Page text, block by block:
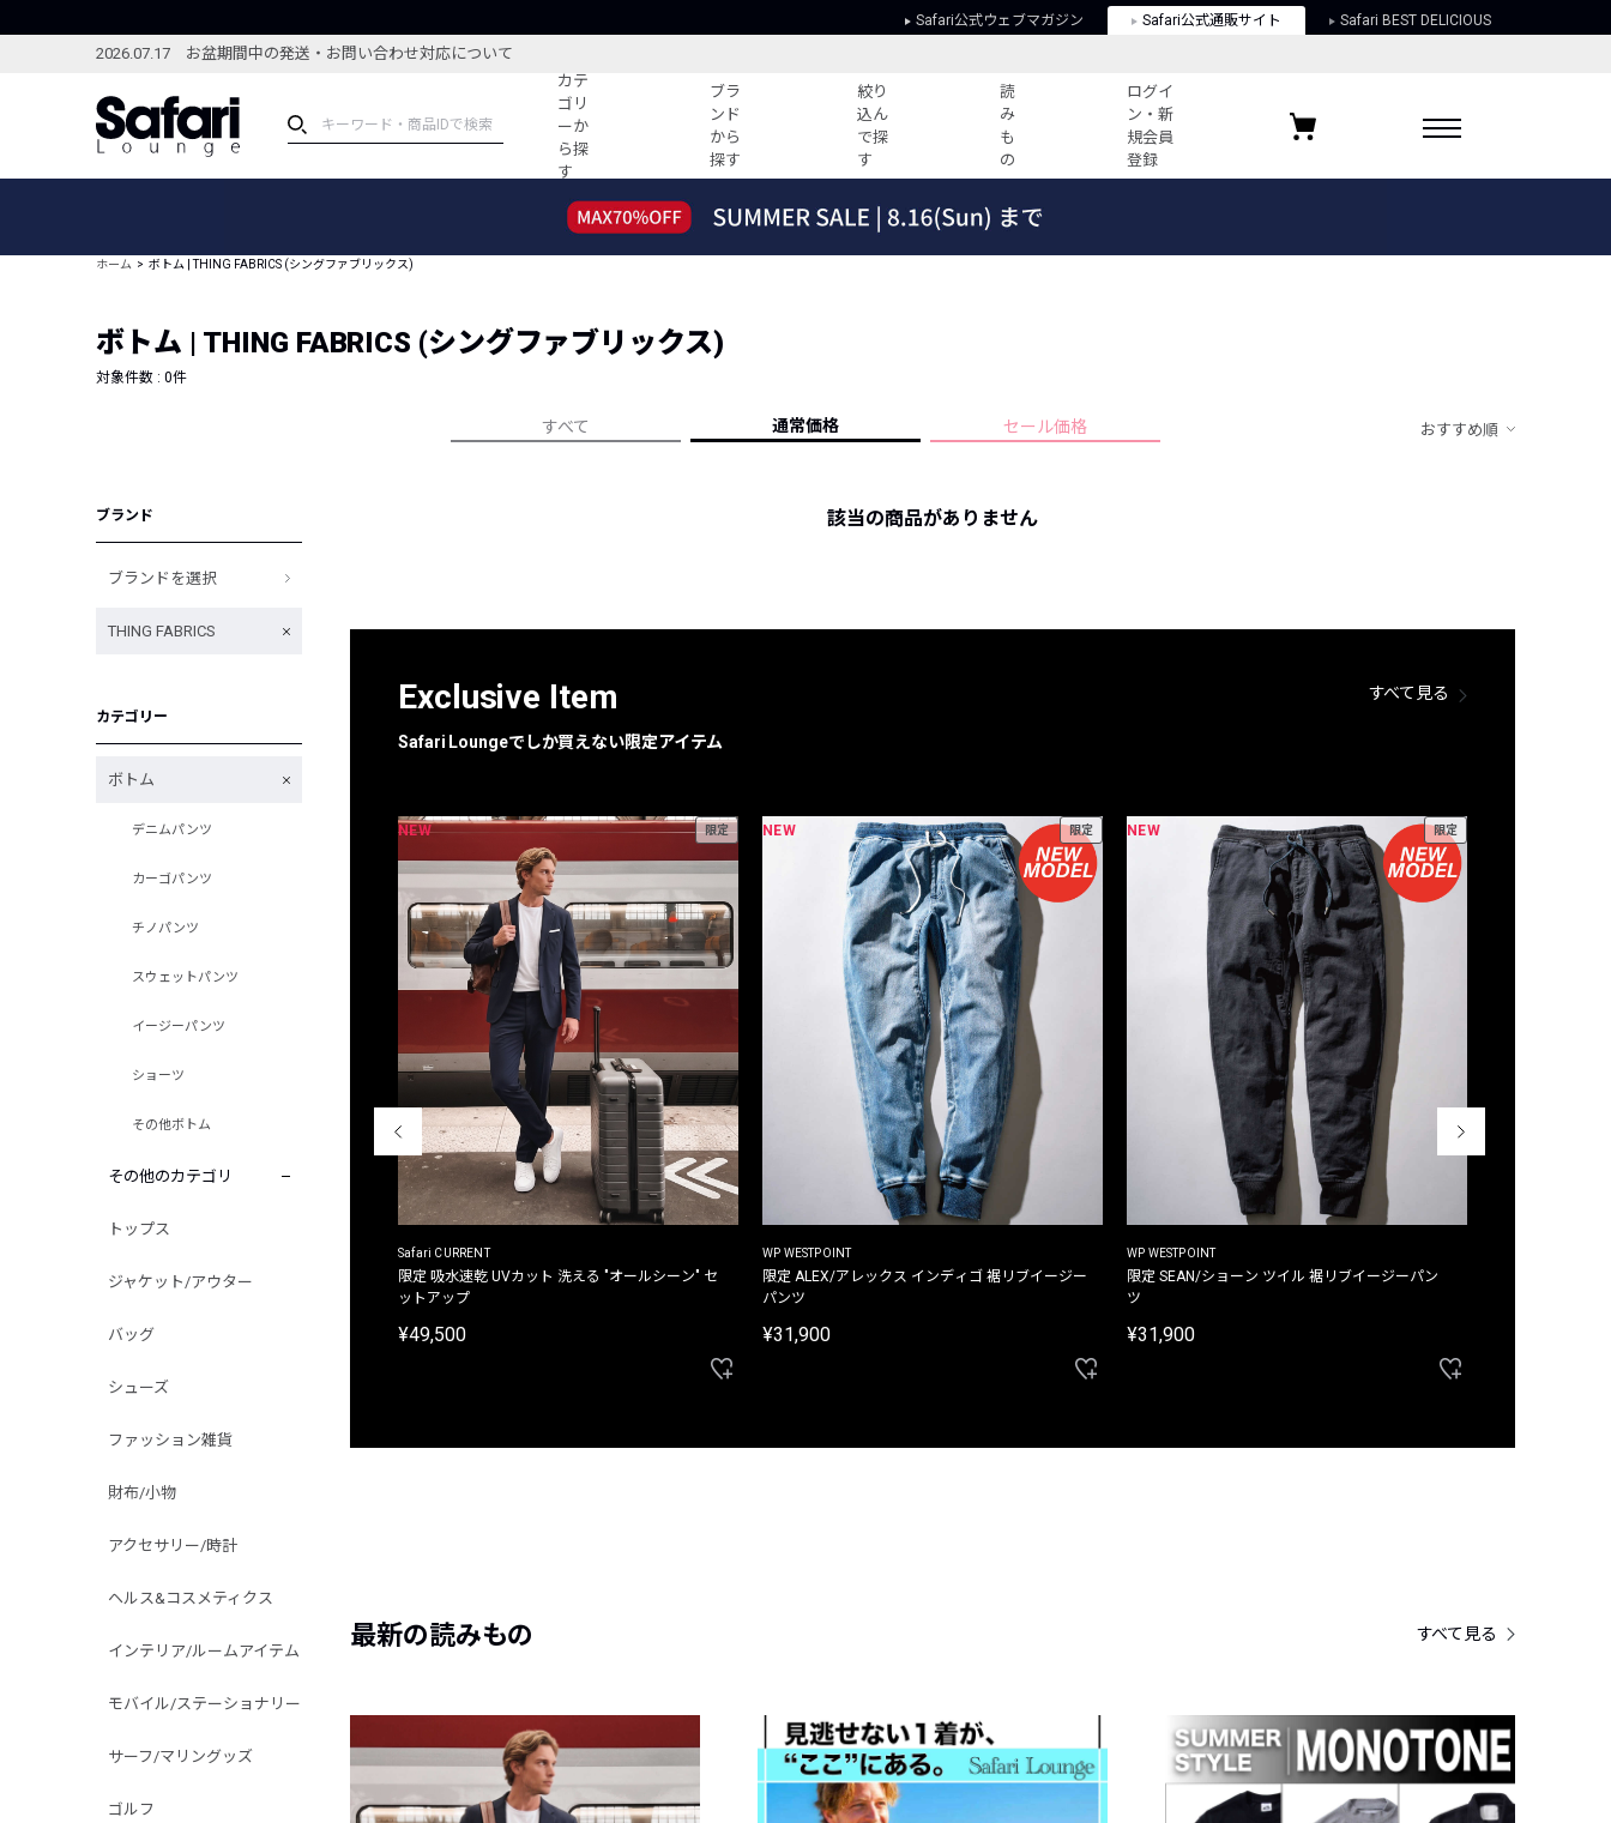
Safari公式ウェブマガジン Safari公式通販サイト Safari BEST DELICIOUS
2026.07.17 お盆期間中の発送・お問い合わせ対応について
カテ
ゴリ
ーか
ら探
す
ブラ
ンド
から
探す
絞り
込ん
で探
す
読
み
も
の
ログイ
ン・新
規会員
登録
ブランドから探す
新着アイテム
編集部のおすすめアイテム
特集記事
コーディネート
すべての記事
ーデ紹介
HOTなコーデ TOP20
人気記事ランキング
フォーカスブランド
プライバシーポリシー
お気に入りブランド
ホーム ボトム | THING FABRICS (シングファブリックス)
ボトム | THING FABRICS (シングファブリックス)
対象件数 : 0件
すべて 通常価格 セール価格 おすすめ順
ブランド
ブランドを選択
THING FABRICS
カテゴリー
ボトム
デニムパンツ
カーゴパンツ
チノパンツ
スウェットパンツ
イージーパンツ
ショーツ
その他ボトム
その他のカテゴリ
トップス
ジャケット/アウター
バッグ
シューズ
ファッション雑貨
財布/小物
アクセサリー/時計
ヘルス&コスメティクス
インテリア/ルームアイテム
モバイル/ステーショナリー
サーフ/マリングッズ
ゴルフ
該当の商品がありません
Exclusive Item
Safari Loungeでしか買えない限定アイテム
すべて見る
別注限定 フード付き チェックシャツジャケット
NEW 限定
Safari CURRENT
限定 吸水速乾 UVカット 洗える "オールシーン" セ
ットアップ
¥49,500
NEW 限定
WP WESTPOINT
限定 ALEX/アレックス インディゴ 裾リブイージー
パンツ
¥31,900
NEW 限定
WP WESTPOINT
限定 SEAN/ショーン ツイル 裾リブイージーパン
ツ
¥31,900
最新の読みもの すべて見る